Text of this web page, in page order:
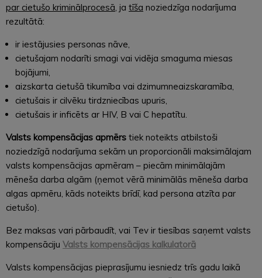
par cietušo kriminālprocesā , ja tīša noziedzīga nodarījuma
rezultātā:
ir iestājusies personas nāve,
cietušajam nodarīti smagi vai vidēja smaguma miesas
bojājumi,
aizskarta cietušā tikumība vai dzimumneaizskaramība,
cietušais ir cilvēku tirdzniecības upuris,
cietušais ir inficēts ar HIV, B vai C hepatītu.
Valsts kompensācijas apmērs tiek noteikts atbilstoši
noziedzīgā nodarījuma sekām un proporcionāli maksimālajam
valsts kompensācijas apmēram – piecām minimālajām
mēneša darba algām (ņemot vērā minimālās mēneša darba
algas apmēru, kāds noteikts brīdī, kad persona atzīta par
cietušo).
Bez maksas vari pārbaudīt, vai Tev ir tiesības saņemt valsts
kompensāciju Valsts kompensācijas kalkulatorā
Valsts kompensācijas pieprasījumu iesniedz trīs gadu laikā